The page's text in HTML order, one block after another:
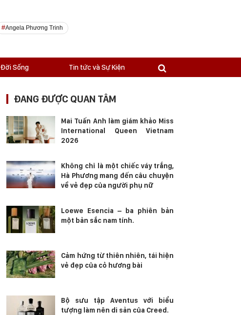
Angela Phương Trinh
Đời Sống Tin tức và Sự Kiện
ĐANG ĐƯỢC QUAN TÂM
Mai Tuấn Anh làm giám khảo Miss
International Queen Vietnam
2026
Không chỉ là một chiếc váy trắng,
Hà Phương mang đến câu chuyện
về vẻ đẹp của người phụ nữ
Loewe Esencia – ba phiên bản
một bản sắc nam tính.
Cảm hứng từ thiên nhiên, tái hiện
vẻ đẹp của cỏ hương bài
Bộ sưu tập Aventus với biểu
tượng làm nên di sản của Creed.